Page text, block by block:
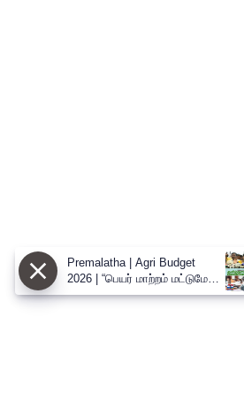
Premalatha | Agri Budget
2026 | “பெயர் மாற்றம் மட்டுமே” -
வேளாண் பட்ஜெட்டை சாடிய